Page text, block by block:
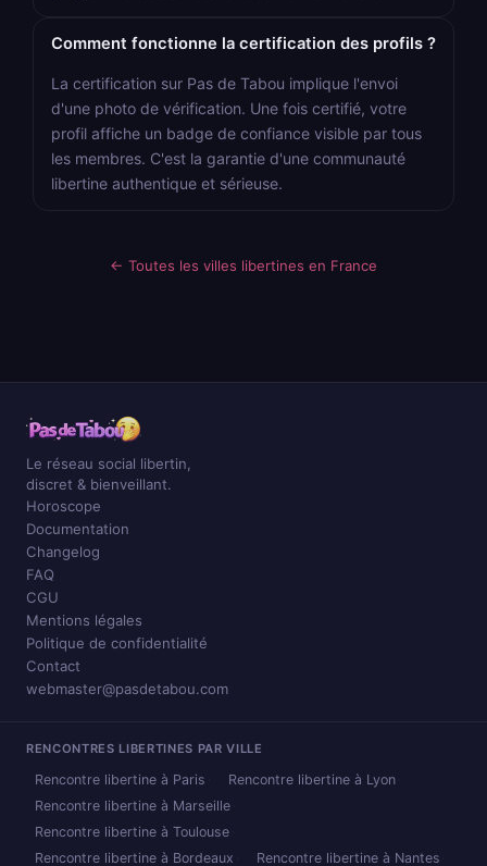
Comment fonctionne la certification des profils ?
La certification sur Pas de Tabou implique l'envoi
d'une photo de vérification. Une fois certifié, votre
profil affiche un badge de confiance visible par tous
les membres. C'est la garantie d'une communauté
libertine authentique et sérieuse.
← Toutes les villes libertines en France
Le réseau social libertin,
discret & bienveillant.
Horoscope
Documentation
Changelog
FAQ
CGU
Mentions légales
Politique de confidentialité
Contact
webmaster@pasdetabou.com
RENCONTRES LIBERTINES PAR VILLE
Rencontre libertine à Paris
Rencontre libertine à Lyon
Rencontre libertine à Marseille
Rencontre libertine à Toulouse
Rencontre libertine à Bordeaux
Rencontre libertine à Nantes